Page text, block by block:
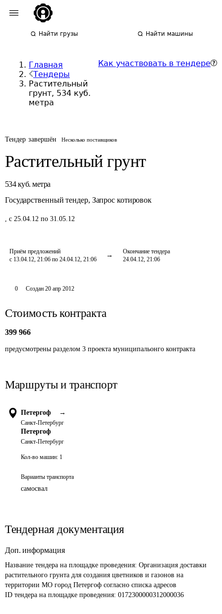
Найти грузы Найти машины
Главная
Тендеры
Растительный
грунт, 534 куб.
метра
Как участвовать в тендере
Тендер завершён Несколько поставщиков
Растительный грунт
534 куб. метра
Государственный тендер, Запрос котировок
, с 25.04.12 по 31.05.12
Приём предложений
с 13.04.12, 21:06 по 24.04.12, 21:06
Окончание тендера
24.04.12, 21:06
0 Создан 20 апр 2012
Стоимость контракта
399 966
предусмотрены разделом 3 проекта муниципальонго контракта
Маршруты и транспорт
Петергоф →
Санкт-Петербург
Петергоф
Санкт-Петербург
Кол-во машин: 1
Варианты транспорта
самосвал
Тендерная документация
Доп. информация
Название тендера на площадке проведения: Организация доставки
растительного грунта для создания цветников и газонов на
территории МО город Петергоф согласно списка адресов
ID тендера на площадке проведения: 0172300000312000036